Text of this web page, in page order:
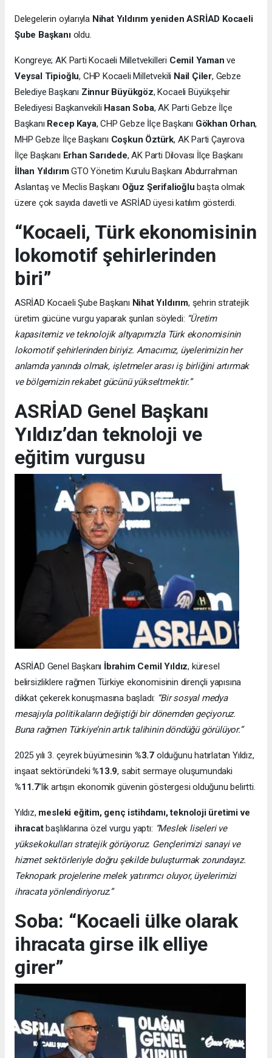
Delegelerin oylarıyla Nihat Yıldırım yeniden ASRİAD Kocaeli
Şube Başkanıoldu.
Kongreye; AK Parti Kocaeli Milletvekilleri Cemil Yaman ve
Veysal Tipioğlu, CHP Kocaeli Milletvekili Nail Çiler, Gebze
Belediye Başkanı Zinnur Büyükgöz, Kocaeli Büyükşehir
Belediyesi Başkanvekili Hasan Soba, AK Parti Gebze İlçe
Başkanı Recep Kaya, CHP Gebze İlçe Başkanı Gökhan Orhan,
MHP Gebze İlçe Başkanı Coşkun Öztürk, AK Parti Çayırova
İlçe Başkanı Erhan Sarıdede, AK Parti Dilovası İlçe Başkanı
İlhan YıldırımGTO Yönetim Kurulu Başkanı Abdurrahman
Aslantaş ve Meclis Başkanı Oğuz Şerifalioğlu başta olmak
üzere çok sayıda davetli ve ASRİAD üyesi katılım gösterdi.
“Kocaeli, Türk ekonomisinin
lokomotif şehirlerinden
biri”
ASRİAD Kocaeli Şube Başkanı Nihat Yıldırım, şehrin stratejik
üretim gücüne vurgu yaparak şunları söyledi: “Üretim
kapasitemiz ve teknolojik altyapımızla Türk ekonomisinin
lokomotif şehirlerinden biriyiz. Amacımız, üyelerimizin her
anlamda yanında olmak, işletmeler arası iş birliğini artırmak
ve bölgemizin rekabet gücünü yükseltmektir.”
ASRİAD Genel Başkanı
Yıldız’dan teknoloji ve
eğitim vurgusu
ASRİAD Genel Başkanı İbrahim Cemil Yıldız, küresel
belirsizliklere rağmen Türkiye ekonomisinin dirençli yapısına
dikkat çekerek konuşmasına başladı: “Bir sosyal medya
mesajıyla politikaların değiştiği bir dönemden geçiyoruz.
Buna rağmen Türkiye’nin artık talihinin döndüğü görülüyor.”
2025 yılı 3. çeyrek büyümesinin %3.7 olduğunu hatırlatan Yıldız,
inşaat sektöründeki%13.9, sabit sermaye oluşumundaki
%11.7’lik artışın ekonomik güvenin göstergesi olduğunu belirtti.
Yıldız, mesleki eğitim, genç istihdamı, teknoloji üretimi ve
ihracatbaşlıklarına özel vurgu yaptı: “Meslek liseleri ve
yüksekokulları stratejik görüyoruz. Gençlerimizi sanayi ve
hizmet sektörleriyle doğru şekilde buluşturmak zorundayız.
Teknopark projelerine melek yatırımcı oluyor, üyelerimizi
ihracata yönlendiriyoruz.”
Soba: “Kocaeli ülke olarak
ihracata girse ilk elliye
girer”